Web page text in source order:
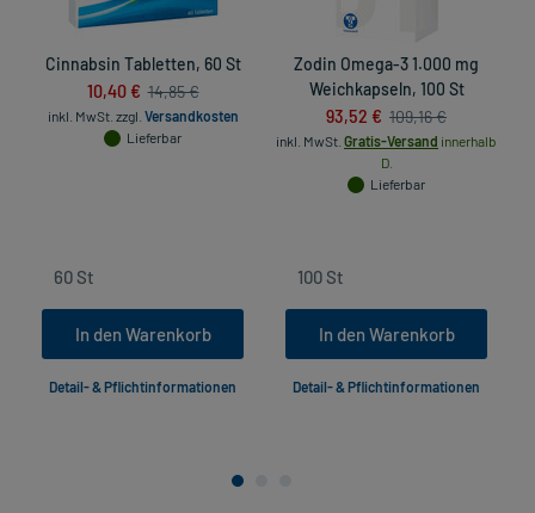
Cinnabsin Tabletten, 60 St
10,40 € 14,85 €
inkl. MwSt. zzgl. Versandkosten
Lieferbar
In den Warenkorb
Detail- & Pflichtinformationen
Zodin Omega-3 1.000 mg
Weichkapseln, 100 St
93,52 € 109,16 €
inkl. MwSt. Gratis-Versand innerhalb
D.
Lieferbar
In den Warenkorb
Detail- & Pflichtinformationen